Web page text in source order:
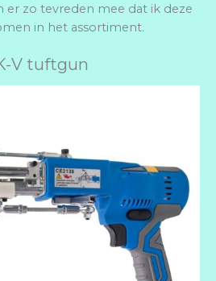
er zo tevreden mee dat ik deze
in het assortiment.
V tuftgun